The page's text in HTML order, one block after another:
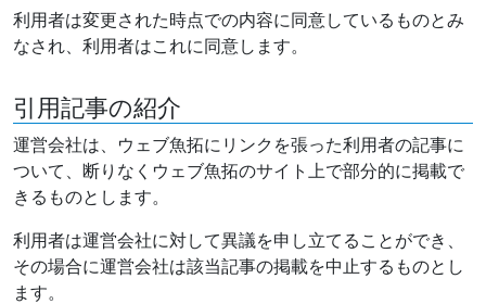
利用者は変更された時点での内容に同意しているものとみ
なされ、利用者はこれに同意します。
引用記事の紹介
運営会社は、ウェブ魚拓にリンクを張った利用者の記事に
ついて、断りなくウェブ魚拓のサイト上で部分的に掲載で
きるものとします。
利用者は運営会社に対して異議を申し立てることができ、
その場合に運営会社は該当記事の掲載を中止するものとし
ます。